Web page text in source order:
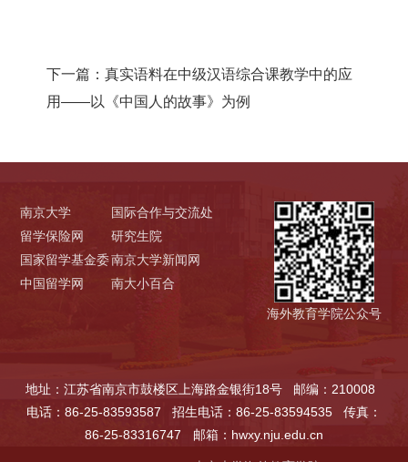
下一篇： 真实语料在中级汉语综合课教学中的应
用——以《中国人的故事》为例
南京大学
留学保险网
国家留学基金委
中国留学网
国际合作与交流处
研究生院
南京大学新闻网
南大小百合
海外教育学院公众号
地址：江苏省南京市鼓楼区上海路金银街18号
邮编：210008
电话：86-25-83593587
招生电话：86-25-83594535
传真：
86-25-83316747
邮箱：hwxy.nju.edu.cn